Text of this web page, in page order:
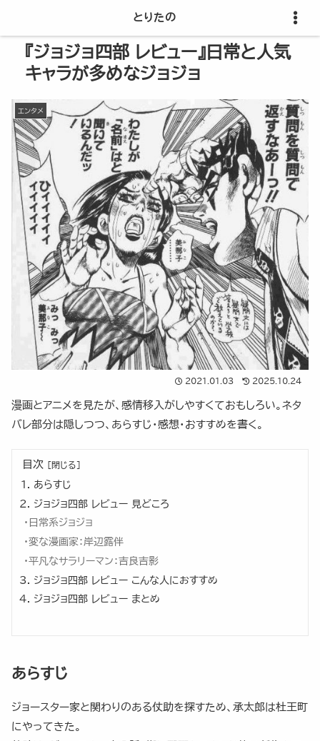
『ジョジョ四部 レビュー』日常と人気
キャラが多めなジョジョ
エンタメ
2021.01.03 2025.10.24
漫画とアニメを見たが、感情移入がしやすくておもしろい。ネタ
バレ部分は隠しつつ、あらすじ・感想・おすすめを書く。
目次
あらすじ
ジョジョ四部 レビュー 見どころ
日常系ジョジョ
変な漫画家：岸辺露伴
平凡なサラリーマン：吉良吉影
ジョジョ四部 レビュー こんな人におすすめ
ジョジョ四部 レビュー まとめ
あらすじ
ジョースター家と関わりのある仗助を探すため、承太郎は杜王町
にやってきた。
とりたの